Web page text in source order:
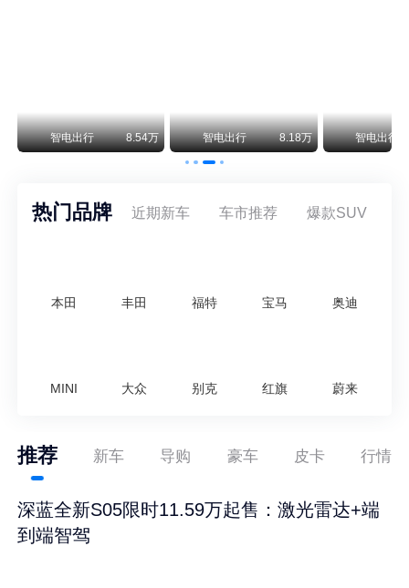
智电出行 8.54万 智电出行 8.18万 智电出行
热门品牌 近期新车 车市推荐 爆款SUV
本田 丰田 福特 宝马 奥迪
MINI 大众 别克 红旗 蔚来
推荐 新车 导购 豪车 皮卡 行情
深蓝全新S05限时11.59万起售：激光雷达+端
到端智驾